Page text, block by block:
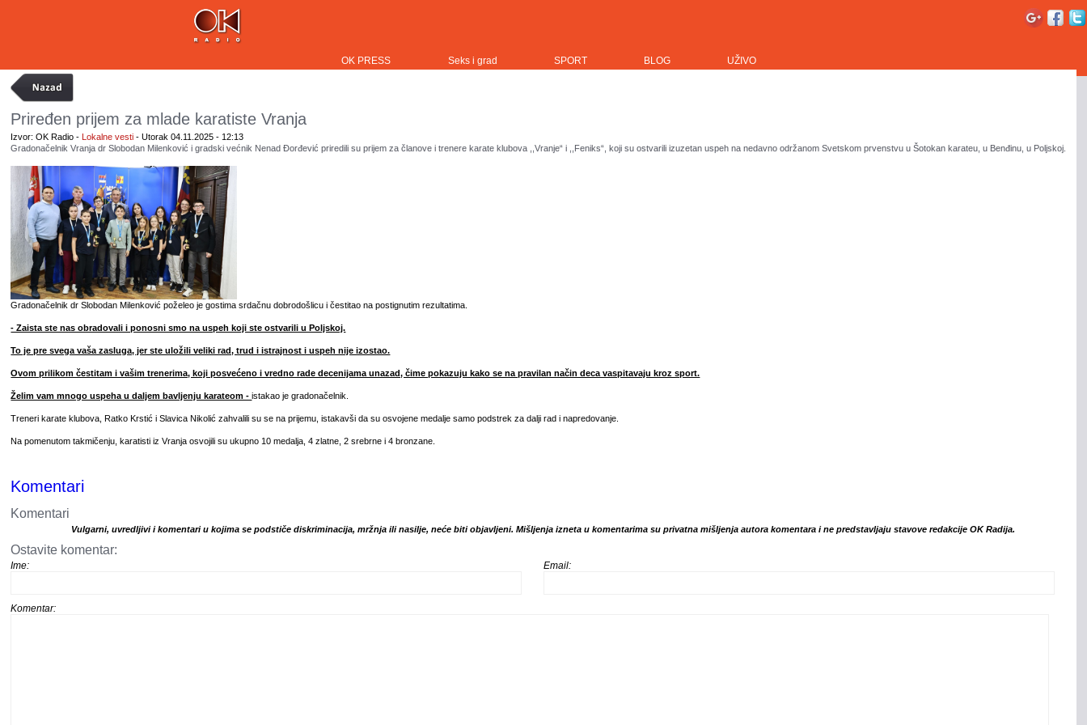
OK PRESS Seks i grad SPORT BLOG UŽIVO
Priređen prijem za mlade karatiste Vranja
Izvor: OK Radio - Lokalne vesti - Utorak 04.11.2025 - 12:13
Gradonačelnik Vranja dr Slobodan Milenković i gradski većnik Nenad Đorđević priredili su prijem za članove i trenere karate klubova ,,Vranje“ i ,,Feniks“, koji su ostvarili izuzetan uspeh na nedavno održanom Svetskom prvenstvu u Šotokan karateu, u Benđinu, u Poljskoj.
Gradonačelnik dr Slobodan Milenković poželeo je gostima srdačnu dobrodošlicu i čestitao na postignutim rezultatima.
- Zaista ste nas obradovali i ponosni smo na uspeh koji ste ostvarili u Poljskoj.
To je pre svega vaša zasluga, jer ste uložili veliki rad, trud i istrajnost i uspeh nije izostao.
Ovom prilikom čestitam i vašim trenerima, koji posvećeno i vredno rade decenijama unazad, čime pokazuju kako se na pravilan način deca vaspitavaju kroz sport.
Želim vam mnogo uspeha u daljem bavljenju karateom -istakao je gradonačelnik.
Treneri karate klubova, Ratko Krstić i Slavica Nikolić zahvalili su se na prijemu, istakavši da su osvojene medalje samo podstrek za dalji rad i napredovanje.
Na pomenutom takmičenju, karatisti iz Vranja osvojili su ukupno 10 medalja, 4 zlatne, 2 srebrne i 4 bronzane.
Komentari
Komentari
Vulgarni, uvredljivi i komentari u kojima se podstiče diskriminacija, mržnja ili nasilje, neće biti objavljeni. Mišljenja izneta u komentarima su privatna mišljenja autora komentara i ne predstavljaju stavove redakcije OK Radija.
Ostavite komentar:
Ime: Email:
Komentar: